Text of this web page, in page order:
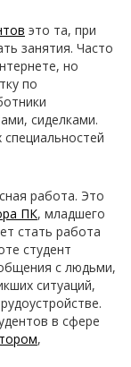
это та, при
занятия. Часто
но
по
сиделками.
работа. Это
ПК, младшего
стать работа
студент
с людьми,
ситуаций,
в сфере
,